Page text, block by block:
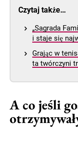
Czytaj także…
„Sagrada
i staje się
Grając w
ta twórczyni
A co jeśli